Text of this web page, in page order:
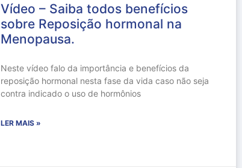
Vídeo – Saiba todos benefícios
sobre Reposição hormonal na
Menopausa.
Neste vídeo falo da importância e benefícios da
reposição hormonal nesta fase da vida caso não seja
contra indicado o uso de hormônios
LER MAIS »